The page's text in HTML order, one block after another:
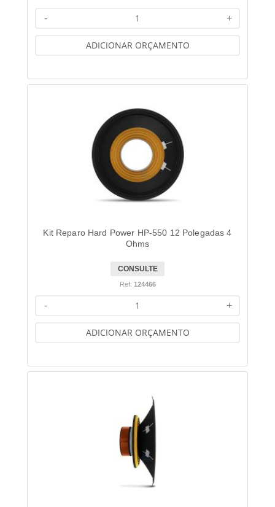
+
-
ADICIONAR ORÇAMENTO
Kit Reparo Hard Power HP-550 12 Polegadas 4
Ohms
CONSULTE
Ref: 124466
+
-
ADICIONAR ORÇAMENTO